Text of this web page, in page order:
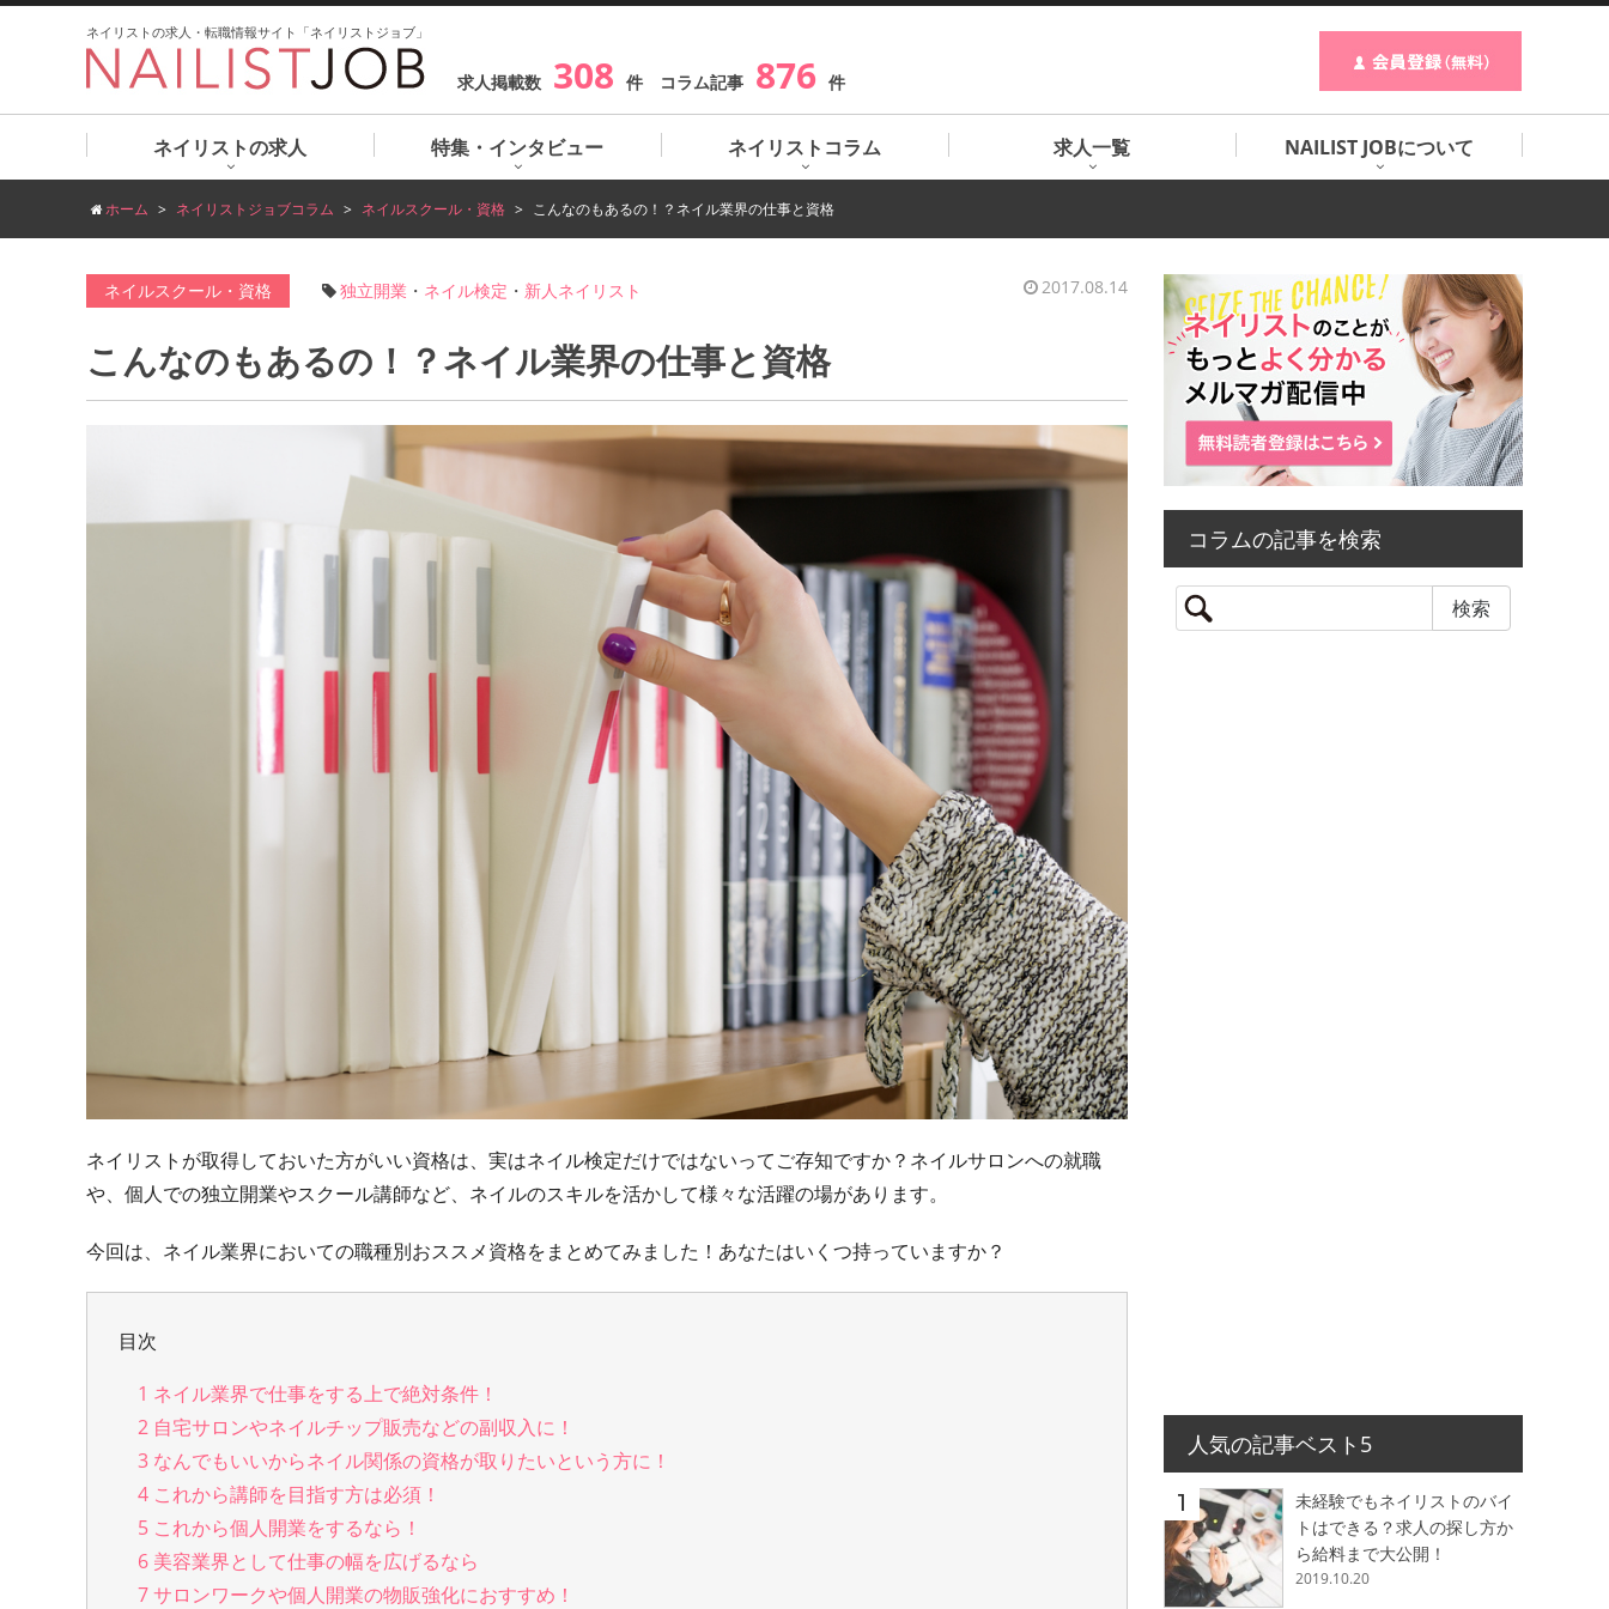
ネイリストの求人・転職情報サイト「ネイリストジョブ」
求人掲載数 308 件 コラム記事 876 件
ネイリストの求人 特集・インタビュー ネイリストコラム 求人一覧 NAILIST JOBについて
ホーム ネイリストジョブコラム ネイルスクール・資格 こんなのもあるの！？ネイル業界の仕事と資格
ネイルスクール・資格 独立開業 ・ ネイル検定 ・ 新人ネイリスト 2017.08.14
こんなのもあるの！？ネイル業界の仕事と資格
ネイリストが取得しておいた方がいい資格は、実はネイル検定だけではないってご存知ですか？ネイルサロンへの就職
や、個人での独立開業やスクール講師など、ネイルのスキルを活かして様々な活躍の場があります。
今回は、ネイル業界においての職種別おススメ資格をまとめてみました！あなたはいくつ持っていますか？
目次
1 ネイル業界で仕事をする上で絶対条件！
2 自宅サロンやネイルチップ販売などの副収入に！
3 なんでもいいからネイル関係の資格が取りたいという方に！
4 これから講師を目指す方は必須！
5 これから個人開業をするなら！
6 美容業界として仕事の幅を広げるなら
7サロンワークや個人開業の物販強化におすすめ！
コラムの記事を検索
人気の記事ベスト5
未経験でもネイリストのバイ
トはできる？求人の探し方か
ら給料まで大公開！
2019.10.20